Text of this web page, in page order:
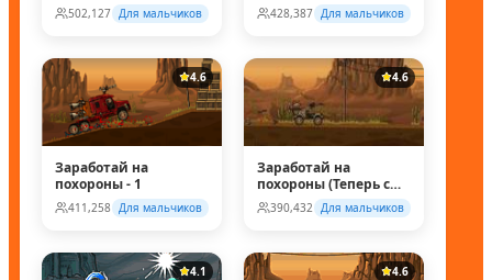
502,127 Для мальчиков 428,387 Для мальчиков
4.6
Заработай на
похороны - 1
411,258 Для мальчиков
4.6
Заработай на
похороны (Теперь с
супер колесом!)
390,432 Для мальчиков
4.1 4.6